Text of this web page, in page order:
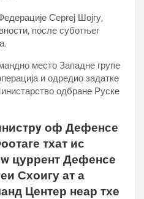
Сергеј Шојгу,
после суботњег
место Западне групе
и одредио задатке
одбране Руске
оф Дефенсе
тхат ис
цуррент Дефенсе
Схоигу ат а
Центер неар тхе